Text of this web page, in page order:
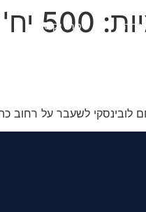
פרויקטים
500 יח' דיור
לובינסקי לשעבר על רחוב